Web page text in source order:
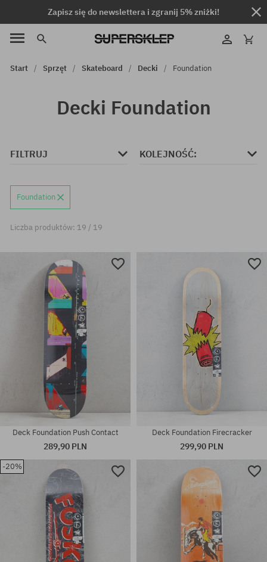
Zapisz się do newslettera i zgranij 5% zniżki!
Start Sprzęt Skateboard Decki Foundation
Decki Foundation
FILTRUJ KOLEJNOŚĆ:
Foundation
Liczba produktów: 19 / 19
Deck Foundation Push Contact
289,90 PLN
Deck Foundation Firecracker
299,90 PLN
-20%